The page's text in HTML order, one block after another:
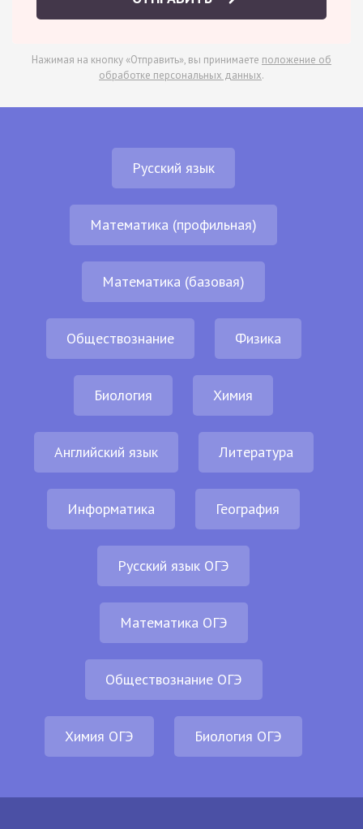
Нажимая на кнопку «Отправить», вы принимаете положение об
обработке персональных данных.
Русский язык
Математика (профильная)
Математика (базовая)
Обществознание Физика
Биология Химия
Английский язык Литература
Информатика География
Русский язык ОГЭ
Математика ОГЭ
Обществознание ОГЭ
Химия ОГЭ Биология ОГЭ